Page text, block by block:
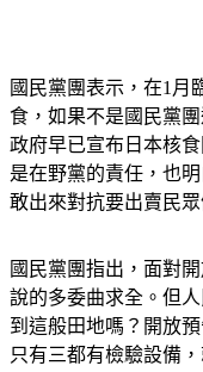
國民黨團表示，在1月
食，如果不是國民黨
政府早已宣布日本核
是在野黨的責任，也
敢出來對抗要出賣民
國民黨團指出，面對
說的多委曲求全。但
到這般田地嗎？開放
只有三都有檢驗設備